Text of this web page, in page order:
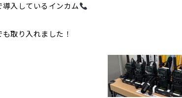
導入しているインカム
取り入れました！